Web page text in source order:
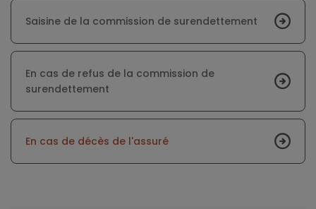
Saisine de la commission de surendettement
En cas de refus de la commission de
surendettement
En cas de décès de l'assuré